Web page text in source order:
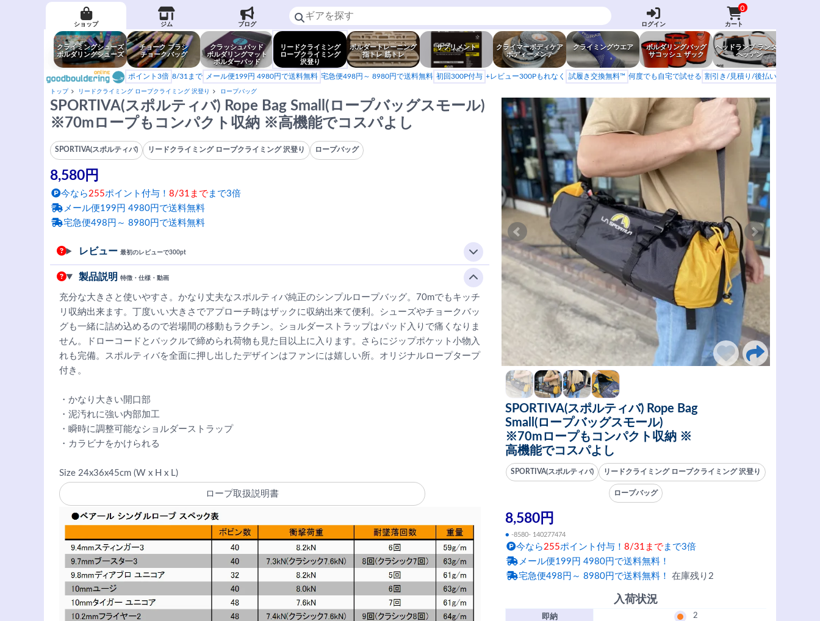
ショップ ジム ブログ ログイン
0
カート
クライミングシューズ
ボルダリングシューズ
チョーク ブラシ
チョークバッグ
クラッシュパッド
ボルダリングマット
ボルダーパッド
リードクライミング
ロープクライミング
沢登り
ボルダートレーニング
指トレ 筋トレ
サプリメント
クライマーボディケア
ボディーメンテ
クライミングウエア
ボルダリングバッグ
サコッシュ ザック
ヘッドランプ ランタン
ヘッデン
ポイント3倍 8/31まで メール便199円 4980円で送料無料 宅急便498円～ 8980円で送料無料 初回300P付与 +レビュー300Pもれなく 試履き交換無料™ 何度でも自宅で試せる 割引き/見積り/後払い
トップ リードクライミング ロープクライミング 沢登り ロープバッグ
SPORTIVA(スポルティバ) Rope Bag
Small(ロープバッグスモール)
※70mロープもコンパクト収納 ※
高機能でコスパよし
SPORTIVA(スポルティバ) リードクライミング ロープクライミング 沢登り
ロープバッグ
8,580円
● -8580- 140277474
今なら 255ポイント付与！ 8/31まで まで3倍
メール便199円 4980円で送料無料！
宅急便498円～ 8980円で送料無料！ 在庫残り2
入荷状況
即納 2
SPORTIVA(スポルティバ) Rope Bag Small(ロープバッグスモール)
※70mロープもコンパクト収納 ※高機能でコスパよし
SPORTIVA(スポルティバ) リードクライミング ロープクライミング 沢登り ロープバッグ
8,580円
今なら 255ポイント付与！ 8/31まで まで3倍
メール便199円 4980円で送料無料
宅急便498円～ 8980円で送料無料
レビュー 最初のレビューで300pt
製品説明 特徴・仕様・動画
充分な大きさと使いやすさ。かなり丈夫なスポルティバ純正のシンプルロープバッグ。70mでもキッチ
リ収納出来ます。丁度いい大きさでアプローチ時はザックに収納出来て便利。シューズやチョークバッ
グも一緒に詰め込めるので岩場間の移動もラクチン。ショルダーストラップはパッド入りで痛くなりま
せん。ドローコードとバックルで締められ荷物も見た目以上に入ります。さらにジップポケット小物入
れも完備。スポルティバを全面に押し出したデザインはファンには嬉しい所。オリジナルロープタープ
付き。
・かなり大きい開口部
・泥汚れに強い内部加工
・瞬時に調整可能なショルダーストラップ
・カラビナをかけられる
Size 24x36x45cm (W x H x L)
ロープ取扱説明書